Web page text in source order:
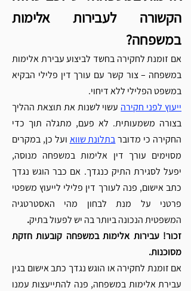
במשפחה?
במשפט הפלילי ללא דיחוי.
ייעוץ לפני חקירה
החקירה כי מדובר בתלונת שווא
המשפטית הנכונה ביותר בה יש לפעול בתיק.
מסוכנות.